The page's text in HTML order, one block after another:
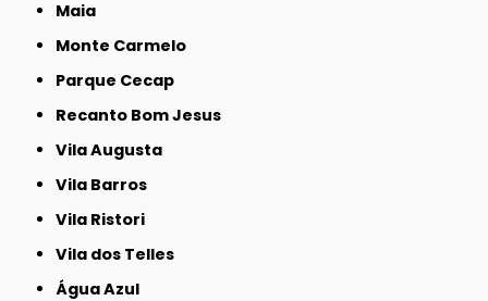
Maia
Monte Carmelo
Parque Cecap
Recanto Bom Jesus
Vila Augusta
Vila Barros
Vila Ristori
Vila dos Telles
Água Azul